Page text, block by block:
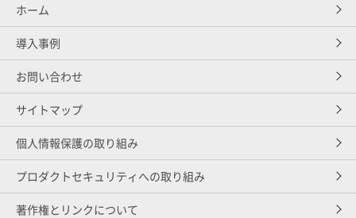
ホーム
導入事例
お問い合わせ
サイトマップ
個人情報保護の取り組み
プロダクトセキュリティへの取り組み
著作権とリンクについて